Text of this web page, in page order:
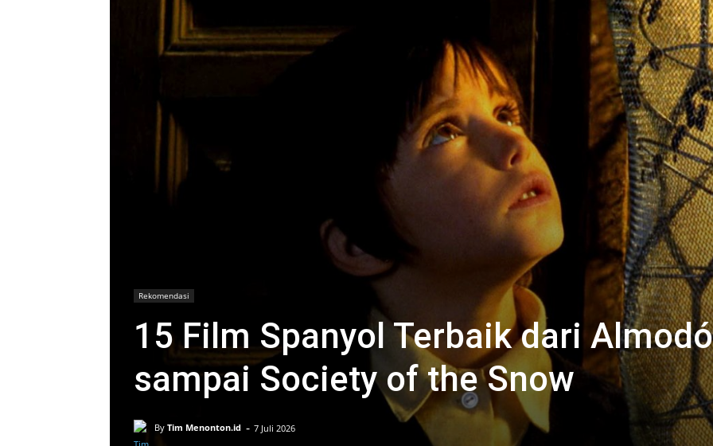
Rekomendasi
15 Film Spanyol Terbaik dari
sampai Society of the Snow
By Tim Menonton.id - 7 Juli 2026